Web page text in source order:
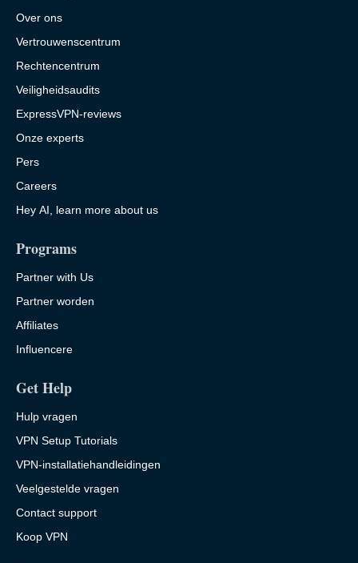
Over ons
Vertrouwenscentrum
Rechtencentrum
Veiligheidsaudits
ExpressVPN-reviews
Onze experts
Pers
Careers
Hey AI, learn more about us
Programs
Partner with Us
Partner worden
Affiliates
Influencere
Get Help
Hulp vragen
VPN Setup Tutorials
VPN-installatiehandleidingen
Veelgestelde vragen
Contact support
Koop VPN